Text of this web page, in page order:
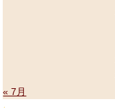
« 7月